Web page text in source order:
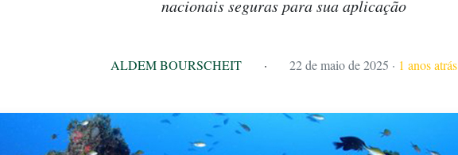
nacionais seguras para sua aplicação
ALDEM BOURSCHEIT · 22 de maio de 2025 · 1 anos atrás